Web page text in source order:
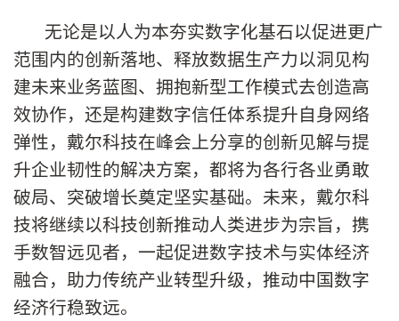
无论是以人为本夯实数字化基石以促进更广
范围内的创新落地、释放数据生产力以洞见构
建未来业务蓝图、拥抱新型工作模式去创造高
效协作，还是构建数字信任体系提升自身网络
弹性，戴尔科技在峰会上分享的创新见解与提
升企业韧性的解决方案，都将为各行各业勇敢
破局、突破增长奠定坚实基础。未来，戴尔科
技将继续以科技创新推动人类进步为宗旨，携
手数智远见者，一起促进数字技术与实体经济
融合，助力传统产业转型升级，推动中国数字
经济行稳致远。